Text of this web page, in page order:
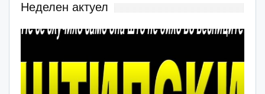
Неделен актуел